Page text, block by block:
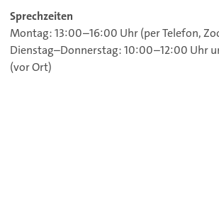
Sprechzeiten
Montag: 13:00–16:00 Uhr (per Telefon,
Dienstag–Donnerstag: 10:00–12:00 Uhr
(vor Ort)